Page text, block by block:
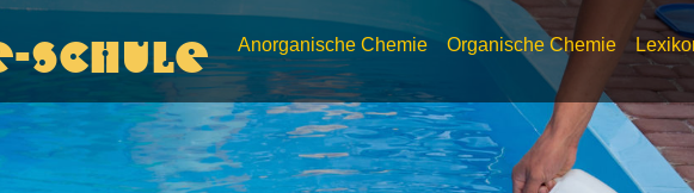
Schule Anorganische Chemie Organische Chemie